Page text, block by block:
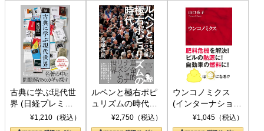
古典に学ぶ現代世
界 (日経プレミア
シリーズ)¥1,210（税込）
ルペンと極右ポピ
ュリズムの時代：
〈ヤヌス〉の二つ
の顔
¥2,750（税込）
ウンコノミクス
(インターナショナ
ル新書)¥1,045（税込）